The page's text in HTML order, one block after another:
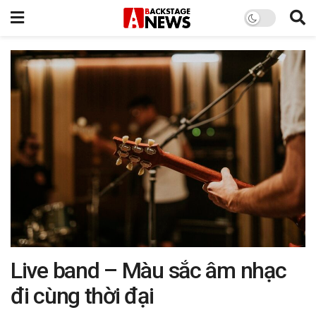
Live band – Màu sắc âm nhạc
đi cùng thời đại